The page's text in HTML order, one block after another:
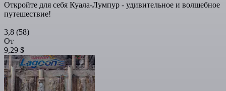
Откройте для себя Куала-Лумпур - удивительное и волшебное
путешествие!
3,8 (58)
От
9,29 $